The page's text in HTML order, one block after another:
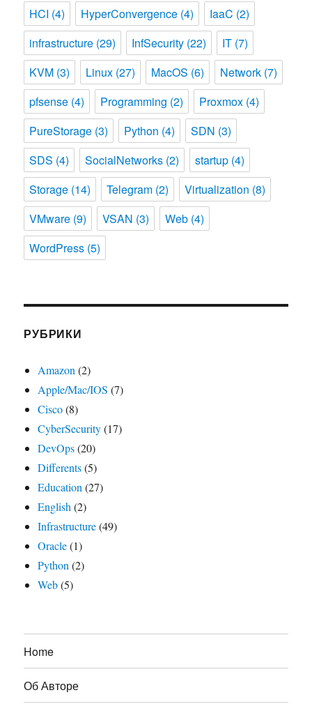
HCI (4) HyperConvergence (4) IaaC (2)
infrastructure (29) InfSecurity (22) IT (7)
KVM (3) Linux (27) MacOS (6) Network (7)
pfsense (4) Programming (2) Proxmox (4)
PureStorage (3) Python (4) SDN (3)
SDS (4) SocialNetworks (2) startup (4)
Storage (14) Telegram (2) Virtualization (8)
VMware (9) VSAN (3) Web (4)
WordPress (5)
РУБРИКИ
Amazon(2)
Apple/Mac/IOS (7)
Cisco(8)
CyberSecurity(17)
DevOps(20)
Differents(5)
Education(27)
English(2)
Infrastructure(49)
Oracle(1)
Python(2)
Web(5)
Home
Об Авторе